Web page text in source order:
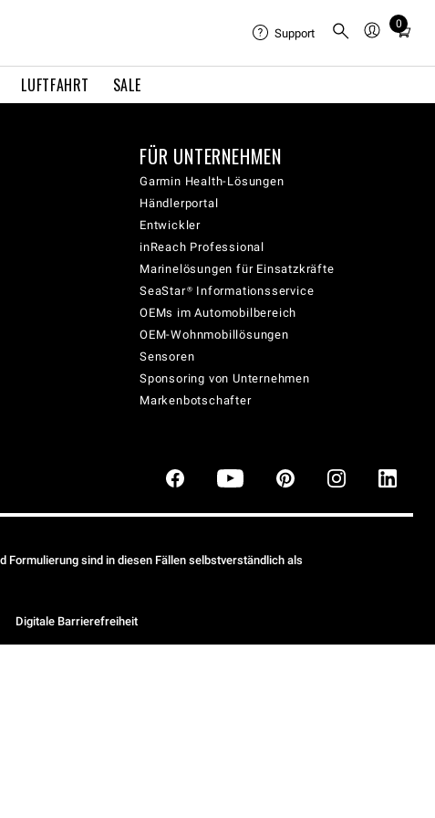
LUFTFAHRT SALE
Support
0
Total
cart:
FÜR UNTERNEHMEN
Garmin Health-Lösungen
Händlerportal
Entwickler
inReach Professional
Marinelösungen für Einsatzkräfte
SeaStar® Informationsservice
OEMs im Automobilbereich
OEM-Wohnmobillösungen
Sensoren
Sponsoring von Unternehmen
Markenbotschafter
sind in diesen Fällen selbstverständlich als
Digitale Barrierefreiheit